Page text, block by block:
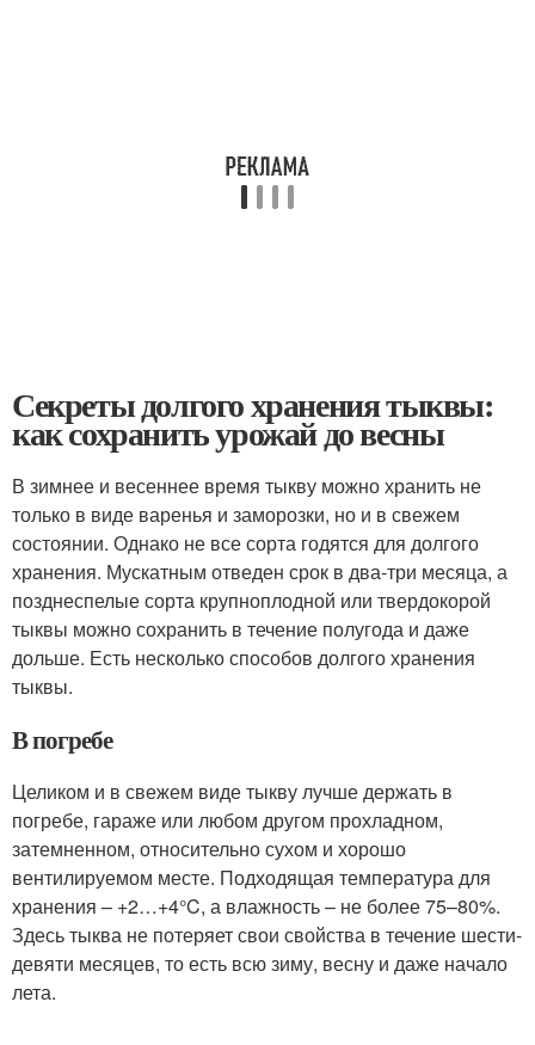
Секреты долгого хранения тыквы:
как сохранить урожай до весны
В зимнее и весеннее время тыкву можно хранить не
только в виде варенья и заморозки, но и в свежем
состоянии. Однако не все сорта годятся для долгого
хранения. Мускатным отведен срок в два-три месяца, а
позднеспелые сорта крупноплодной или твердокорой
тыквы можно сохранить в течение полугода и даже
дольше. Есть несколько способов долгого хранения
тыквы.
В погребе
Целиком и в свежем виде тыкву лучше держать в
погребе, гараже или любом другом прохладном,
затемненном, относительно сухом и хорошо
вентилируемом месте. Подходящая температура для
хранения – +2…+4°C, а влажность – не более 75–80%.
Здесь тыква не потеряет свои свойства в течение шести-
девяти месяцев, то есть всю зиму, весну и даже начало
лета.